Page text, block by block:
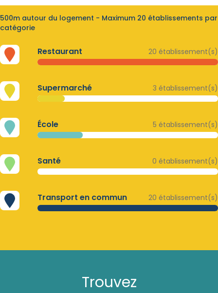
500m autour du logement - Maximum 20 établissements par
catégorie
Restaurant 20 établissement(s)
Supermarché 3 établissement(s)
École 5 établissement(s)
Santé 0 établissement(s)
Transport en commun 20 établissement(s)
Trouvez